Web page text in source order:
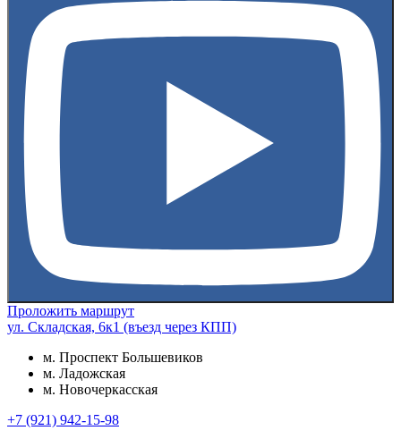
Проложить маршрут
ул. Складская, 6к1 (въезд через КПП)
м. Проспект Большевиков
м. Ладожская
м. Новочеркасская
+7 (921) 942-15-98